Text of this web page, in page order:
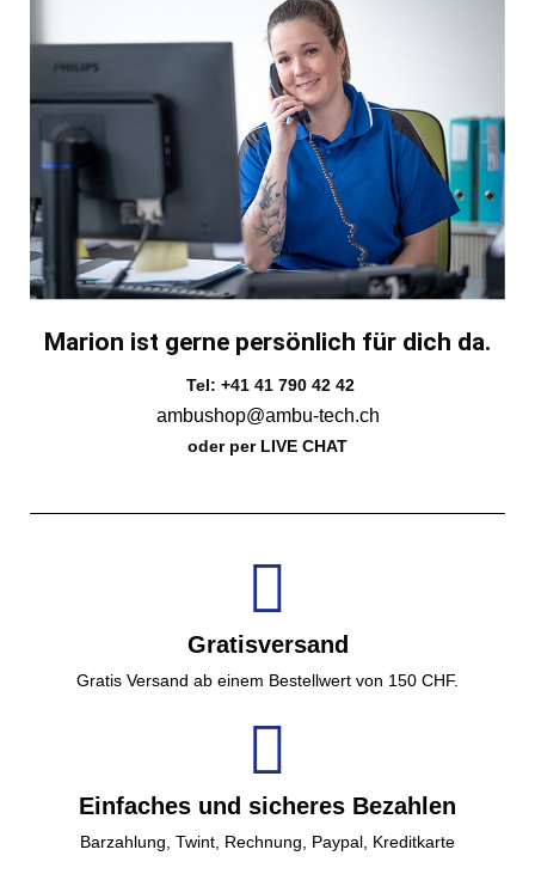
Marion ist gerne persönlich für dich da.
Tel: +41 41 790 42 42
ambushop@ambu-tech.ch
oder per LIVE CHAT
Gratisversand
Gratis Versand ab einem Bestellwert von 150 CHF.
Einfaches und sicheres Bezahlen
Barzahlung, Twint, Rechnung, Paypal, Kreditkarte